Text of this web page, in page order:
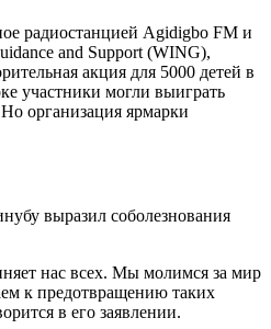
радиостанцией Agidigbo FM и
and Support (WING),
акция для 5000 детей в
участники могли выиграть
организация ярмарки
выразил соболезнования
нас всех. Мы молимся за мир
к предотвращению таких
в его заявлении.